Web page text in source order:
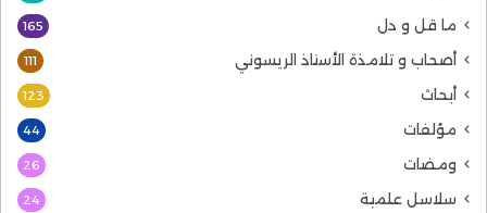
ما قل و دل 165
أصحاب و تلامذة الأستاذ الريسوني 111
أبحاث 123
مؤلفات 44
ومضات 26
سلاسل علمية 24